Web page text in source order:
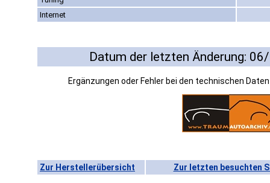
Internet
Datum der letzten Änderung:
Ergänzungen oder Fehler bei den technischen
Zur Herstellerübersicht Zur letzten besuchten